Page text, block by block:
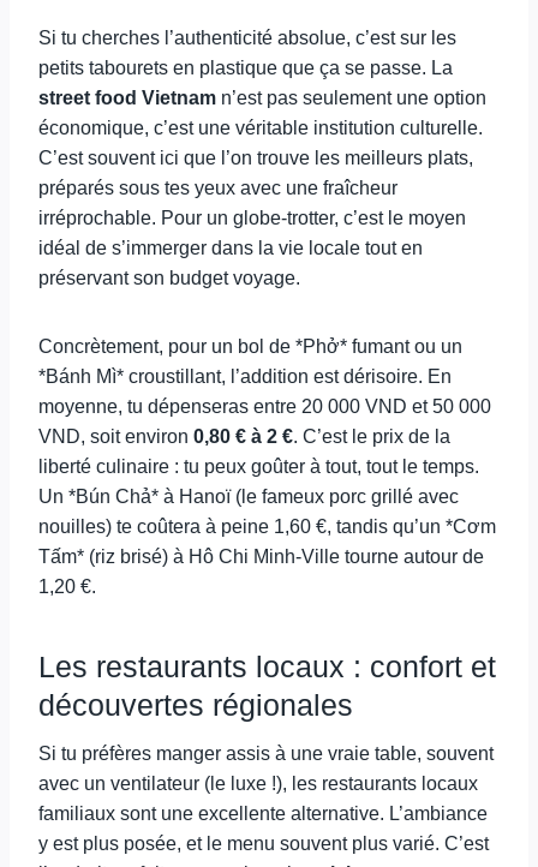
Si tu cherches l’authenticité absolue, c’est sur les
petits tabourets en plastique que ça se passe. La
street food Vietnam n’est pas seulement une option
économique, c’est une véritable institution culturelle.
C’est souvent ici que l’on trouve les meilleurs plats,
préparés sous tes yeux avec une fraîcheur
irréprochable. Pour un globe-trotter, c’est le moyen
idéal de s’immerger dans la vie locale tout en
préservant son budget voyage.
Concrètement, pour un bol de *Phở* fumant ou un
*Bánh Mì* croustillant, l’addition est dérisoire. En
moyenne, tu dépenseras entre 20 000 VND et 50 000
VND, soit environ 0,80 € à 2 €. C’est le prix de la
liberté culinaire : tu peux goûter à tout, tout le temps.
Un *Bún Chả* à Hanoï (le fameux porc grillé avec
nouilles) te coûtera à peine 1,60 €, tandis qu’un *Cơm
Tấm* (riz brisé) à Hô Chi Minh-Ville tourne autour de
1,20 €.
Les restaurants locaux : confort et
découvertes régionales
Si tu préfères manger assis à une vraie table, souvent
avec un ventilateur (le luxe !), les restaurants locaux
familiaux sont une excellente alternative. L’ambiance
y est plus posée, et le menu souvent plus varié. C’est